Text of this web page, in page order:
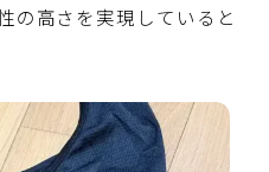
の高さを実現していると